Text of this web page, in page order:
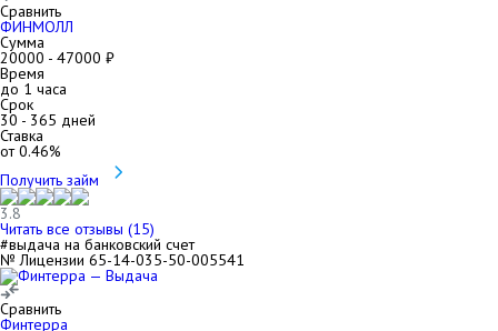
Сравнить
ФИНМОЛЛ
Сумма
20000 - 47000 ₽
Время
до 1 часа
Срок
30 - 365 дней
Ставка
от0.46%
Получить займ
3.8
Читать все отзывы (15)
#выдача на банковский счет
№ Лицензии 65-14-035-50-005541
Сравнить
Финтерра